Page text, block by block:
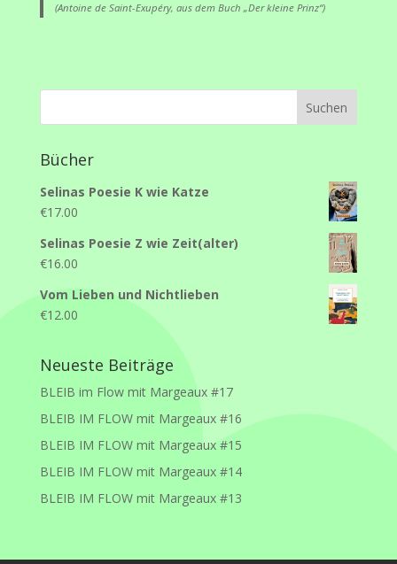
(Antoine de Saint-Exupéry, aus dem Buch „Der kleine Prinz“)
Bücher
Selinas Poesie K wie Katze
€17.00
Selinas Poesie Z wie Zeit(alter)
€16.00
Vom Lieben und Nichtlieben
€12.00
Neueste Beiträge
BLEIB im Flow mit Margeaux #17
BLEIB IM FLOW mit Margeaux #16
BLEIB IM FLOW mit Margeaux #15
BLEIB IM FLOW mit Margeaux #14
BLEIB IM FLOW mit Margeaux #13